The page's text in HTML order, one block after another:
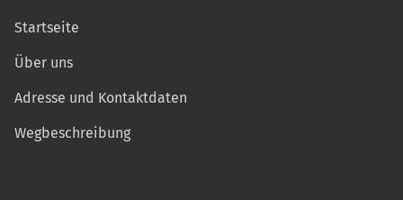
Startseite
Über uns
Adresse und Kontaktdaten
Wegbeschreibung